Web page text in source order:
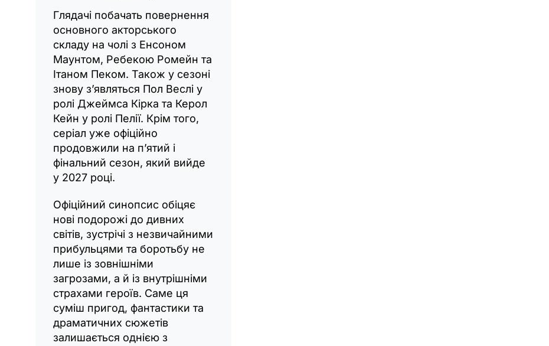
Глядачі побачать повернення
основного акторського
складу на чолі з Енсоном
Маунтом, Ребекою Ромейн та
Ітаном Пеком. Також у сезоні
знову з’являться Пол Веслі у
ролі Джеймса Кірка та Керол
Кейн у ролі Пелії. Крім того,
серіал уже офіційно
продовжили на п’ятий і
фінальний сезон, який вийде
у 2027 році.
Офіційний синопсис обіцяє
нові подорожі до дивних
світів, зустрічі з незвичайними
прибульцями та боротьбу не
лише із зовнішніми
загрозами, а й із внутрішніми
страхами героїв. Саме ця
суміш пригод, фантастики та
драматичних сюжетів
залишається однією з